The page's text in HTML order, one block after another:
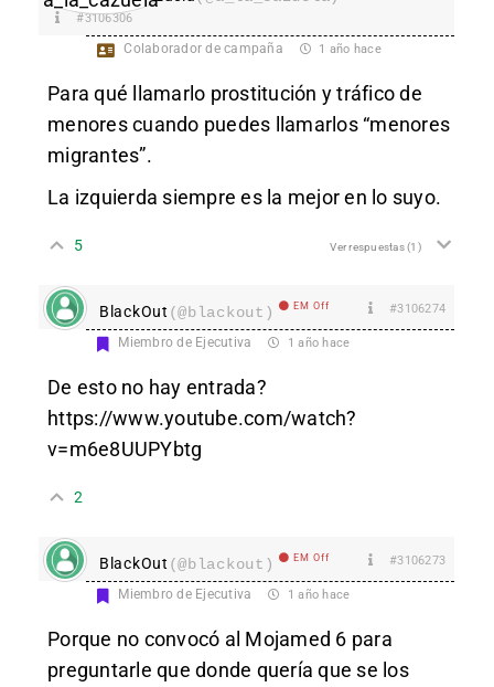
#3106306
Colaborador de campaña 1 año hace
Para qué llamarlo prostitución y tráfico de
menores cuando puedes llamarlos “menores
migrantes”.
La izquierda siempre es la mejor en lo suyo.
5 Ver respuestas(1)
BlackOut (@blackout) EM Off #3106274
Miembro de Ejecutiva 1 año hace
De esto no hay entrada?
https://www.youtube.com/watch?
v=m6e8UUPYbtg
2
BlackOut (@blackout) EM Off #3106273
Miembro de Ejecutiva 1 año hace
Porque no convocó al Mojamed 6 para
preguntarle que donde quería que se los